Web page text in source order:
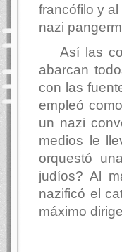
francófilo y
nazi
Así las
abarcan
con las
empleó
un nazi
medios le
orquestó
judíos? Al
nazificó el
máximo